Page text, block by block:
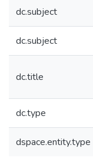
dc.subject
dc.subject
dc.title
dc.type
dspace.entity.type